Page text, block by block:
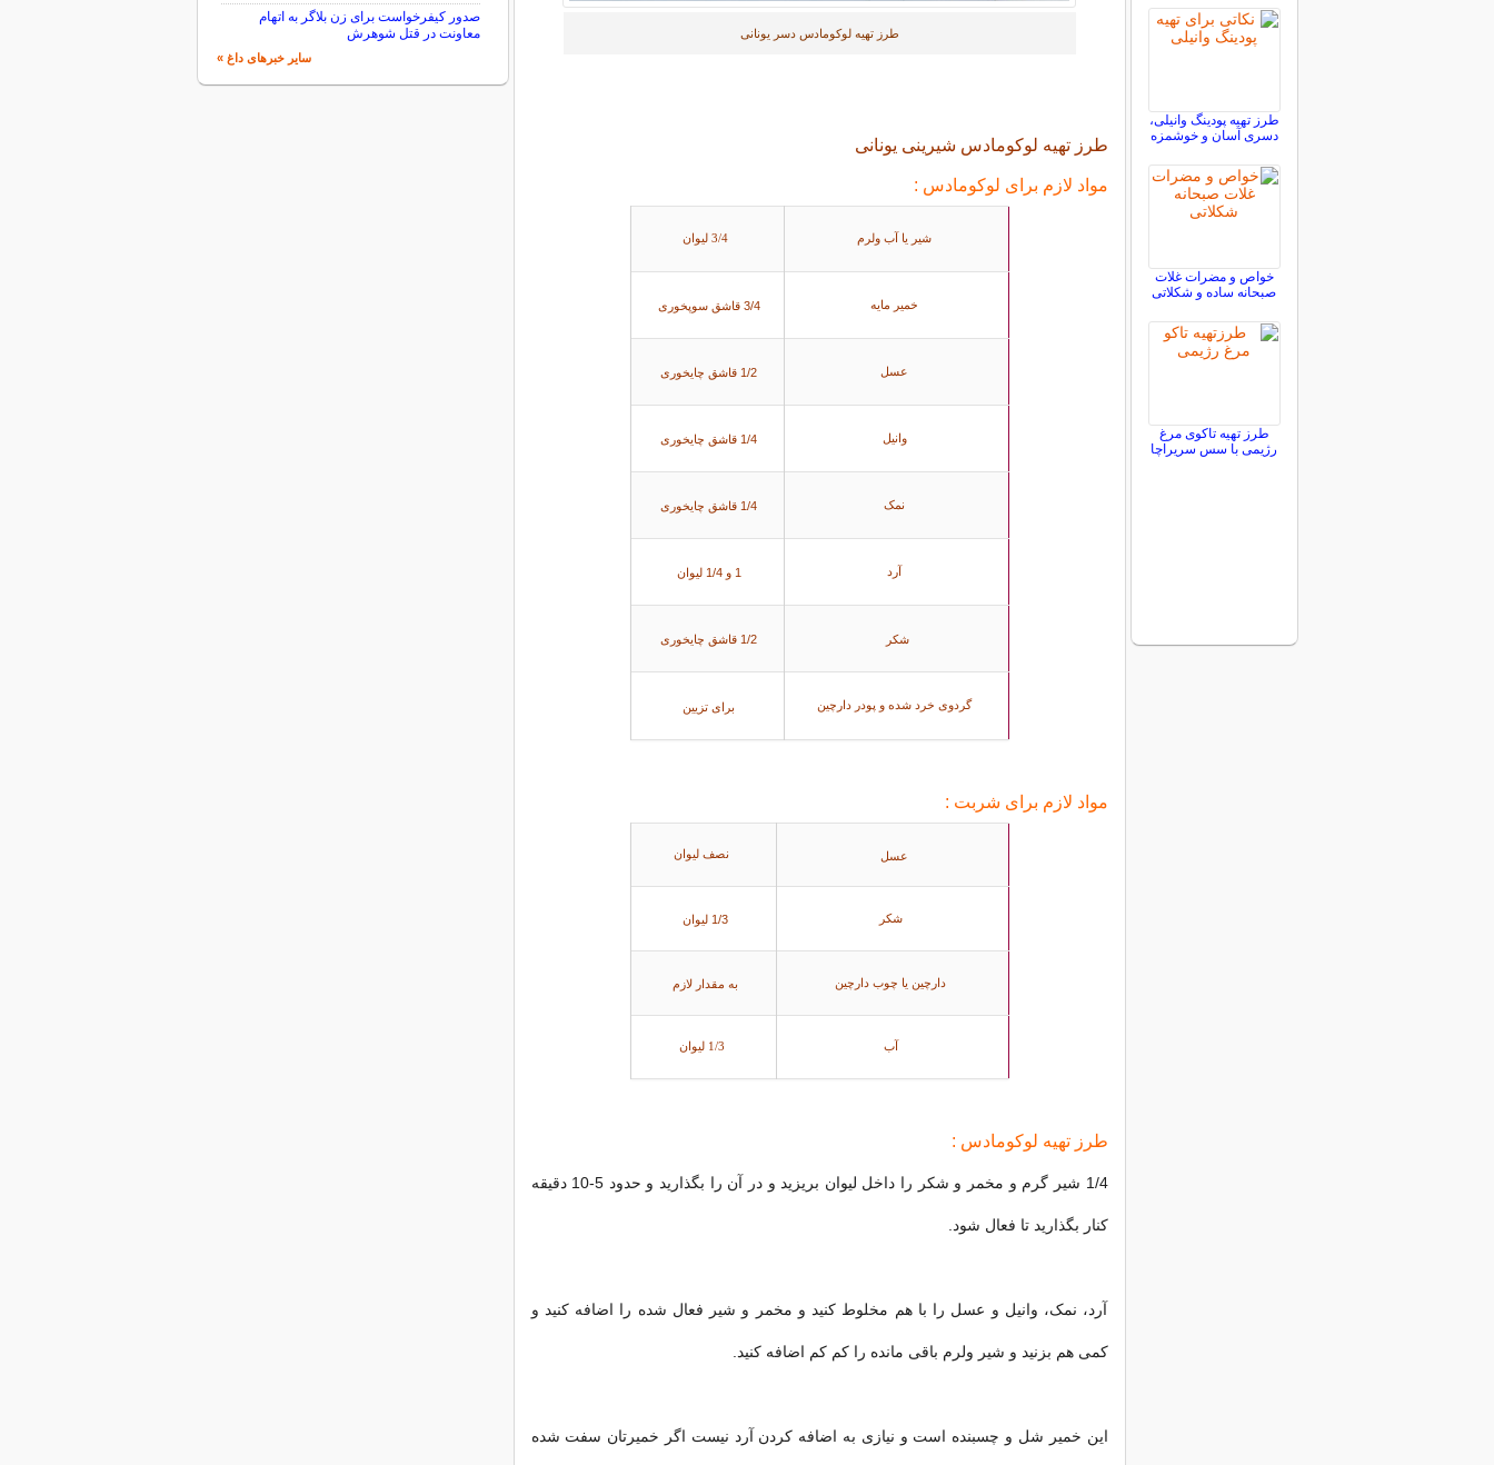
طرز تهیه لوکومادس دسر یونانی
طرز تهیه لوکومادس شیرینی یونانی
مواد لازم برای لوکومادس :
شیر یا آب ولرم
خمیر مایه 3/4 قاشق سوپخوری
عسل 1/2 قاشق چایخوری
وانیل 1/4 قاشق چایخوری
نمک 1/4 قاشق چایخوری
آرد 1 و 1/4 لیوان
شکر 1/2 قاشق چایخوری
گردوی خرد شده و پودر دارچین برای تزیین
مواد لازم برای شربت :
عسل نصف لیوان
شکر 1/3 لیوان
دارچین یا چوب دارچین به مقدار لازم
آب
طرز تهیه لوکومادس :
1/4 شیر گرم و مخمر و شکر را داخل لیوان بریزید و در آن را بگذارید و حدود 5-10 دقیقه
کنار بگذارید تا فعال شود.
آرد، نمک، وانیل و عسل را با هم مخلوط کنید و مخمر و شیر فعال شده را اضافه کنید و
کمی هم بزنید و شیر ولرم باقی مانده را کم کم اضافه کنید.
این خمیر شل و چسبنده است و نیازی به اضافه کردن آرد نیست اگر خمیرتان سفت شده
طرز تهیه پودینگ وانیلی،
دسری آسان و خوشمزه
خواص و مضرات غلات
صبحانه ساده و شکلاتی
طرز تهیه تاکوی مرغ
رژیمی با سس سریراچا
صدور کیفرخواست برای زن بلاگر به اتهام
معاونت در قتل شوهرش
سایر خبرهای داغ »